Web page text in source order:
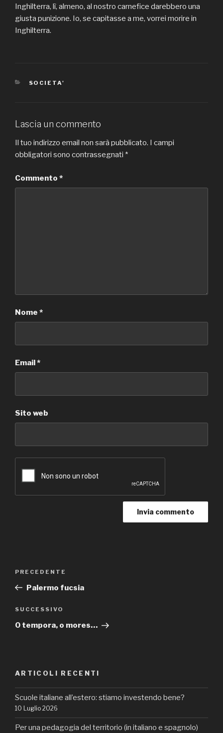
Inghilterra, lì, almeno, al nostro carnefice darebbero una
giusta punizione. Io, se capitasse a me, vorrei morire in
Inghilterra.
CATEGORIE
SOCIETA'
Lascia un commento
Il tuo indirizzo email non sarà pubblicato. I campi
obbligatori sono contrassegnati *
Commento *
Nome *
Email*
Sito web
Articolo
precedente:
PRECEDENTE
Palermo fucsia
Articolo
successivo
SUCCESSIVO
O tempora, o mores…
ARTICOLI RECENTI
Scuole italiane all’estero: stiamo investendo bene?
10 Luglio 2026
Per una pedagogia del territorio (in italiano e spagnolo)